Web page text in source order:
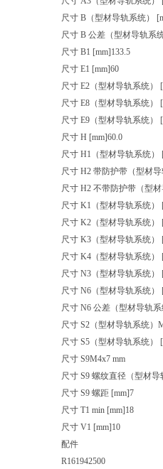
尺寸 B（型材导轨系统）
尺寸 B 公差（型材导轨系
尺寸 B1 [mm]133.5
尺寸 E1 [mm]60
尺寸 E2（型材导轨系统）
尺寸 E8（型材导轨系统）
尺寸 E9（型材导轨系统）
尺寸 H [mm]60.0
尺寸 H1（型材导轨系统）
尺寸 H2 带防护带（型材
尺寸 H2 不带防护带（型
尺寸 K1（型材导轨系统）
尺寸 K2（型材导轨系统）
尺寸 K3（型材导轨系统）
尺寸 K4（型材导轨系统）
尺寸 N3（型材导轨系统）
尺寸 N6（型材导轨系统）
尺寸 N6 公差（型材导轨
尺寸 S2（型材导轨系统）
尺寸 S5（型材导轨系统）
尺寸 S9M4x7 mm
尺寸 S9 螺纹直径（型材导
尺寸 S9 螺距 [mm]7
尺寸 T1 min [mm]18
尺寸 V1 [mm]10
配件
R161942500